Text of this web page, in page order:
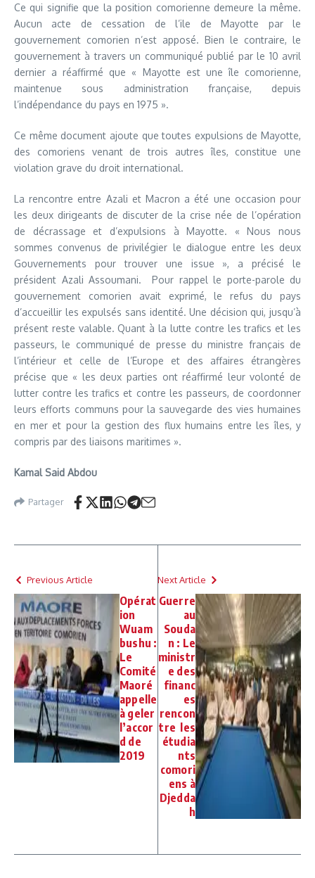
Ce qui signifie que la position comorienne demeure la même.
Aucun acte de cessation de l’ile de Mayotte par le
gouvernement comorien n’est apposé. Bien le contraire, le
gouvernement à travers un communiqué publié par le 10 avril
dernier a réaffirmé que « Mayotte est une île comorienne,
maintenue sous administration française, depuis
l’indépendance du pays en 1975 ».
Ce même document ajoute que toutes expulsions de Mayotte,
des comoriens venant de trois autres îles, constitue une
violation grave du droit international.
La rencontre entre Azali et Macron a été une occasion pour
les deux dirigeants de discuter de la crise née de l’opération
de décrassage et d’expulsions à Mayotte. « Nous nous
sommes convenus de privilégier le dialogue entre les deux
Gouvernements pour trouver une issue », a précisé le
président Azali Assoumani. Pour rappel le porte-parole du
gouvernement comorien avait exprimé, le refus du pays
d’accueillir les expulsés sans identité. Une décision qui, jusqu’à
présent reste valable. Quant à la lutte contre les trafics et les
passeurs, le communiqué de presse du ministre français de
l’intérieur et celle de l’Europe et des affaires étrangères
précise que « les deux parties ont réaffirmé leur volonté de
lutter contre les trafics et contre les passeurs, de coordonner
leurs efforts communs pour la sauvegarde des vies humaines
en mer et pour la gestion des flux humains entre les îles, y
compris par des liaisons maritimes ».
Kamal Said Abdou
Partager
Previous Article
Opérat
ion
Wuam
bushu :
Le
Comité
Maoré
appelle
à geler
l’accor
d de
2019
Next Article
Guerre
au
Souda
n : Le
ministr
e des
financ
es
rencon
tre les
étudia
nts
comori
ens à
Djedda
h